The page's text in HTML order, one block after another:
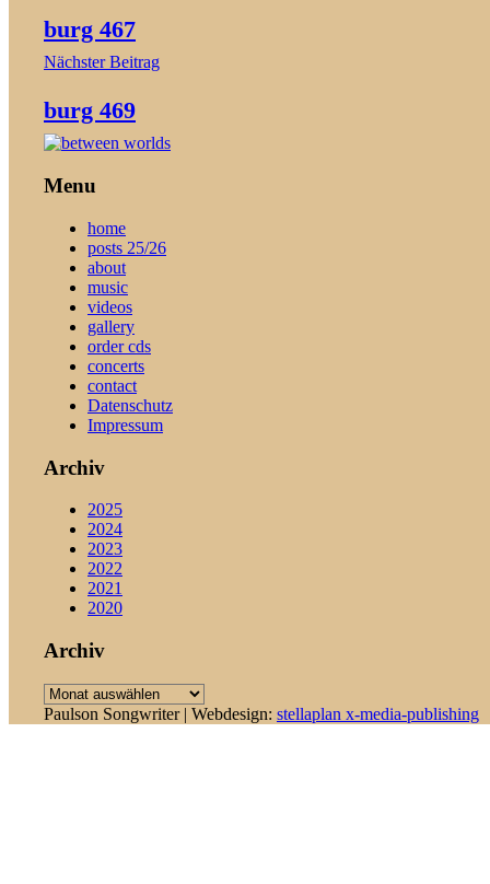
burg 467
Nächster Beitrag
burg 469
Menu
home
posts 25/26
about
music
videos
gallery
order cds
concerts
contact
Datenschutz
Impressum
Archiv
2025
2024
2023
2022
2021
2020
Archiv
Archiv
Paulson Songwriter | Webdesign: stellaplan x-media-publishing